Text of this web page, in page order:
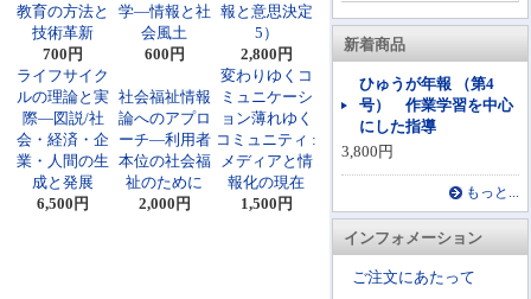
新着商品
ひゅうが年報 （第4
号） 作業学習を中心
にした指導
3,800円
もっと...
インフォメーション
ご注文にあたって
教育の方法と
技術革新
700円
学―情報と社
会風土
600円
報と意思決定
5）
2,800円
ライフサイク
ルの理論と実
際―図説/社
会・経済・企
業・人間の生
成と発展
6,500円
社会福祉情報
論へのアプロ
ーチ―利用者
本位の社会福
祉のために
2,000円
変わりゆくコ
ミュニケーシ
ョン薄れゆく
コミュニティ :
メディアと情
報化の現在
1,500円